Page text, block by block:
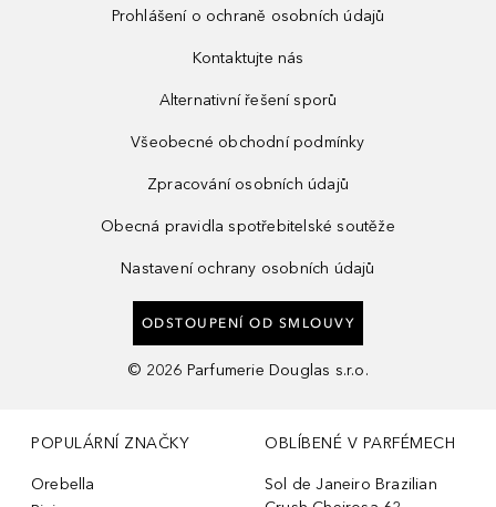
Prohlášení o ochraně osobních údajů
Kontaktujte nás
Alternativní řešení sporů
Všeobecné obchodní podmínky
Zpracování osobních údajů
Obecná pravidla spotřebitelské soutěže
Nastavení ochrany osobních údajů
ODSTOUPENÍ OD SMLOUVY
© 2026 Parfumerie Douglas s.r.o.
POPULÁRNÍ ZNAČKY
Orebella
OBLÍBENÉ V PARFÉMECH
Sol de Janeiro Brazilian